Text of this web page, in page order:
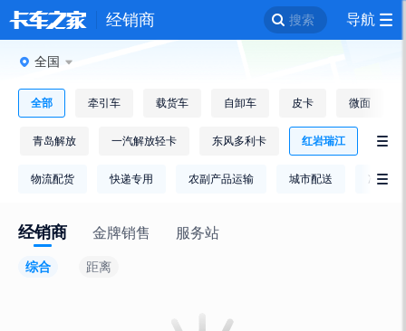
经销商 搜索 导航
全国
全部 牵引车 载货车 自卸车 皮卡 微面
青岛解放 一汽解放轻卡 东风多利卡 红岩瑞江 
物流配货 快递专用 农副产品运输 城市配送 冷链运

经销商 金牌销售 服务站
综合 距离